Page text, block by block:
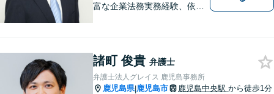
富な企業法務実務経験、依頼
を傾け、依頼者の悩みに寄り
添って助言や提案を提供して
参ります。 お気軽にご相談く
諸町 俊貴 弁護士
弁護士法人グレイス 鹿児島事務所
鹿児島県|鹿児島市 鹿児島中央駅 から徒歩1分